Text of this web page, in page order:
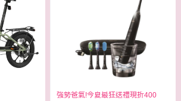
強勢爸氣!今夏最狂送禮現折400